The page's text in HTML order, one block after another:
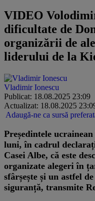
VIDEO
dificultate de
organizării de
liderului de la
Vladimir Ionescu
Publicat: 18.08.2025 23:09
Actualizat: 18.08.2025
Adaugă-ne ca sursă
Președintele
luni, în cadrul
Casei Albe, că este
organizate alegeri în
sfârșește și un astfel
siguranță, transmite